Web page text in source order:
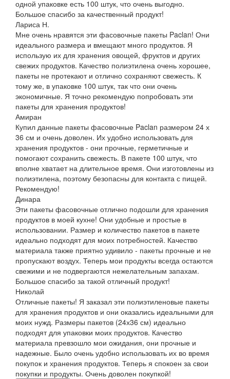
одной упаковке есть 100 штук, что очень выгодно.
Большое спасибо за качественный продукт!
Лариса Н.
Мне очень нравятся эти фасовочные пакеты Paclan! Они
идеального размера и вмещают много продуктов. Я
использую их для хранения овощей, фруктов и других
свежих продуктов. Качество полиэтилена очень хорошее,
пакеты не протекают и отлично сохраняют свежесть. К
тому же, в упаковке 100 штук, так что они очень
экономичные. Я точно рекомендую попробовать эти
пакеты для хранения продуктов!
Амиран
Купил данные пакеты фасовочные Paclan размером 24 х
36 см и очень доволен. Их удобно использовать для
хранения продуктов - они прочные, герметичные и
помогают сохранить свежесть. В пакете 100 штук, что
вполне хватает на длительное время. Они изготовлены из
полиэтилена, поэтому безопасны для контакта с пищей.
Рекомендую!
Динара
Эти пакеты фасовочные отлично подошли для хранения
продуктов в моей кухне! Они удобные и простые в
использовании. Размер и количество пакетов в пакете
идеально подходят для моих потребностей. Качество
материала также приятно удивило - пакеты прочные и не
пропускают воздух. Теперь мои продукты всегда остаются
свежими и не подвергаются нежелательным запахам.
Большое спасибо за такой отличный продукт!
Николай
Отличные пакеты! Я заказал эти полиэтиленовые пакеты
для хранения продуктов и они оказались идеальными для
моих нужд. Размеры пакетов (24х36 см) идеально
подходят для упаковки моих продуктов. Качество
материала превзошло мои ожидания, они прочные и
надежные. Было очень удобно использовать их во время
покупок и хранения продуктов. Теперь я спокоен за свои
покупки и продукты. Очень доволен покупкой!